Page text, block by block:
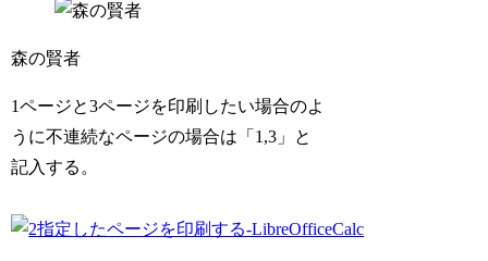
森の賢者
1ページと3ページを印刷したい場合のよ
うに不連続なページの場合は「1,3」と
記入する。